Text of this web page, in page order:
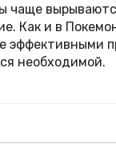
чаще
Как и в
эффективными
необходимой.